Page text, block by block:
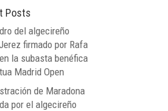
Posts
del algecireño
firmado por Rafa
la subasta benéfica
Madrid Open
de Maradona
por el algecireño